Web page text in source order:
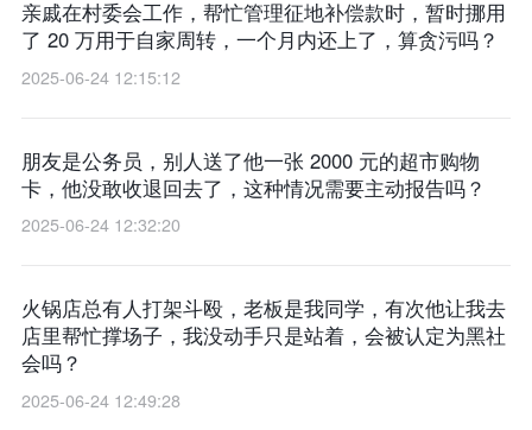
亲戚在村委会工作，帮忙管理征地补偿款时，暂时挪用
了 20 万用于自家周转，一个月内还上了，算贪污吗？​
2025-06-24 12:15:12
朋友是公务员，别人送了他一张 2000 元的超市购物
卡，他没敢收退回去了，这种情况需要主动报告吗？
2025-06-24 12:32:20
火锅店总有人打架斗殴，老板是我同学，有次他让我去
店里帮忙撑场子，我没动手只是站着，会被认定为黑社
会吗？​
2025-06-24 12:49:28